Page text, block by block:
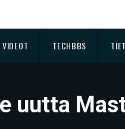
VIDEOT TECHBBS
uutta